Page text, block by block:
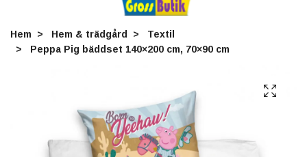
Hem Hem & trädgård
Textil
Peppa Pig bäddset 140×200 cm, 70×90 cm